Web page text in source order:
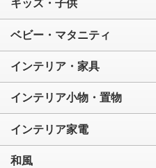
キッズ・子供
ベビー・マタニティ
インテリア・家具
インテリア小物・置物
インテリア家電
和風